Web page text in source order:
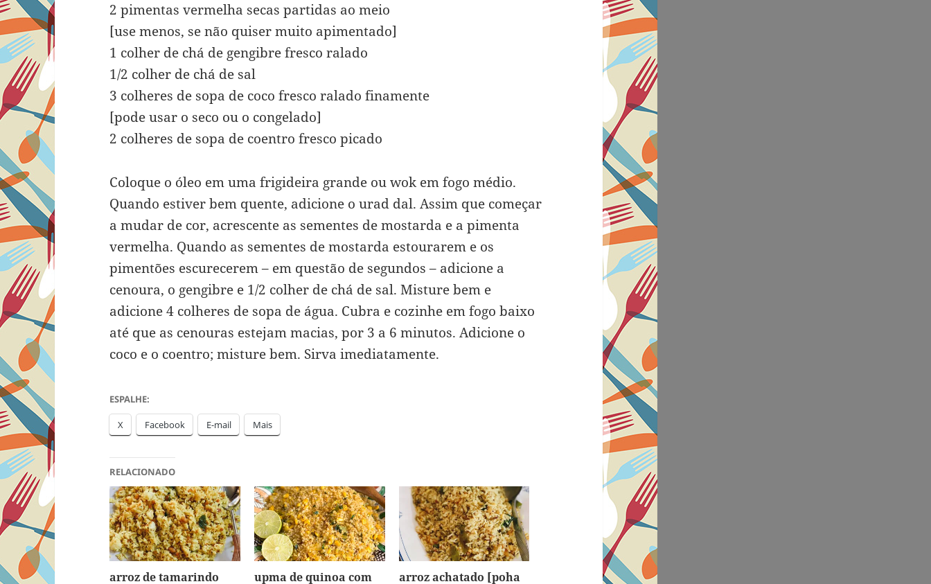
2 pimentas vermelha secas partidas ao meio
[use menos, se não quiser muito apimentado]
1 colher de chá de gengibre fresco ralado
1/2 colher de chá de sal
3 colheres de sopa de coco fresco ralado finamente
[pode usar o seco ou o congelado]
2 colheres de sopa de coentro fresco picado
Coloque o óleo em uma frigideira grande ou wok em fogo médio.
Quando estiver bem quente, adicione o urad dal. Assim que começar
a mudar de cor, acrescente as sementes de mostarda e a pimenta
vermelha. Quando as sementes de mostarda estourarem e os
pimentões escurecerem – em questão de segundos – adicione a
cenoura, o gengibre e 1/2 colher de chá de sal. Misture bem e
adicione 4 colheres de sopa de água. Cubra e cozinhe em fogo baixo
até que as cenouras estejam macias, por 3 a 6 minutos. Adicione o
coco e o coentro; misture bem. Sirva imediatamente.
ESPALHE:
X Facebook E-mail Mais
RELACIONADO
arroz de tamarindo
upma de quinoa com
arroz achatado [poha